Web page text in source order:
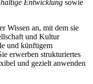
Entwicklung sowie
Wissen an, mit dem sie
und Kultur
und künftigem
erwerben strukturiertes
und gezielt anwenden